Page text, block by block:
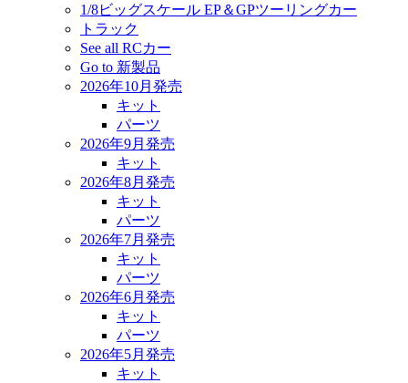
1/8ビッグスケール EP＆GPツーリングカー
トラック
See all RCカー
Go to 新製品
2026年10月発売
キット
パーツ
2026年9月発売
キット
2026年8月発売
キット
パーツ
2026年7月発売
キット
パーツ
2026年6月発売
キット
パーツ
2026年5月発売
キット